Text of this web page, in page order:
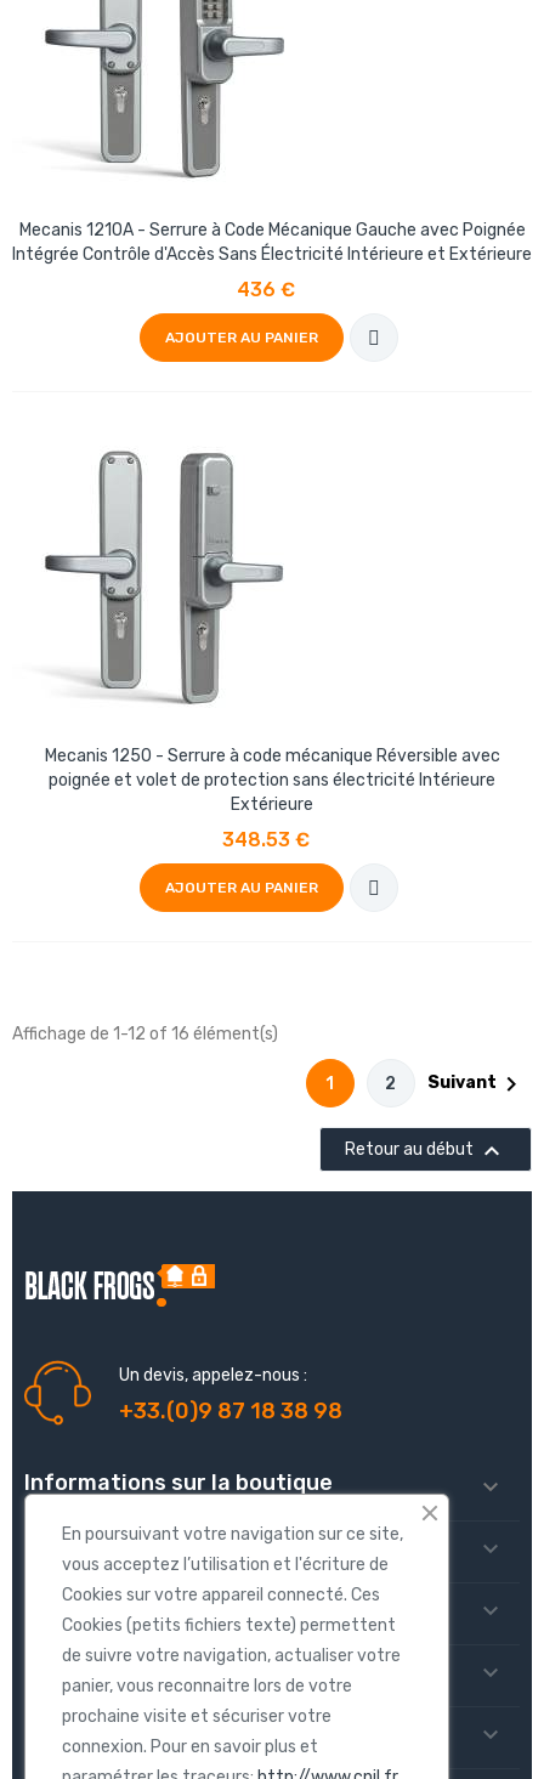
Mecanis 1210A - Serrure à Code Mécanique Gauche avec Poignée
Intégrée Contrôle d'Accès Sans Électricité Intérieure et Extérieure
436 €
AJOUTER AU PANIER
Mecanis 1250 - Serrure à code mécanique Réversible avec
poignée et volet de protection sans électricité Intérieure
Extérieure
348.53 €
AJOUTER AU PANIER
Affichage de 1-12 of 16 élément(s)
1 2 Suivant 
Retour au début 
Un devis, appelez-nous :
+33.(0)9 87 18 38 98
Informations sur la boutique 
produits 
Notre société 
Votre compte 
S'inscrire aux Newsletters 
En poursuivant votre navigation sur ce site,
vous acceptez l’utilisation et l'écriture de
Cookies sur votre appareil connecté. Ces
Cookies (petits fichiers texte) permettent
de suivre votre navigation, actualiser votre
panier, vous reconnaitre lors de votre
prochaine visite et sécuriser votre
connexion. Pour en savoir plus et